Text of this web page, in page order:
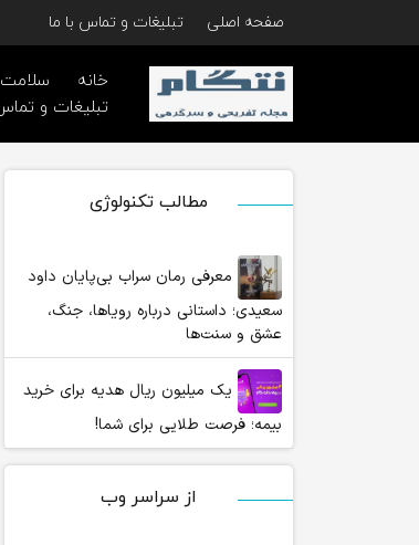
صفحه اصلی تبلیغات و تماس با ما
خانه سلامت
تبلیغات و
مطالب تکنولوژی
معرفی رمان سراب بی‌پایان داود
سعیدی؛ داستانی درباره رویاها، جنگ،
عشق و سنت‌ها
یک میلیون ریال هدیه برای خرید
بیمه؛ فرصت طلایی برای شما!
از سراسر وب